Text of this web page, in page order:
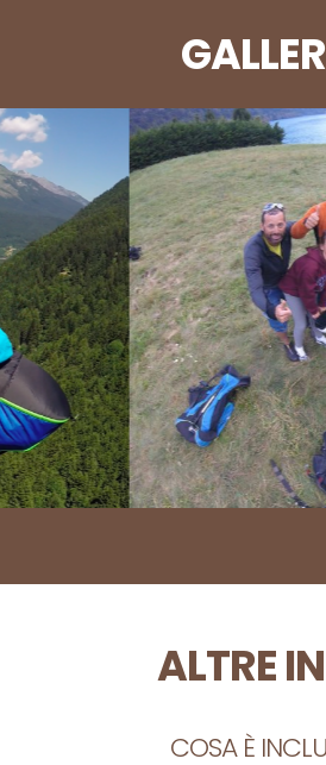
ALTRE
COSA È